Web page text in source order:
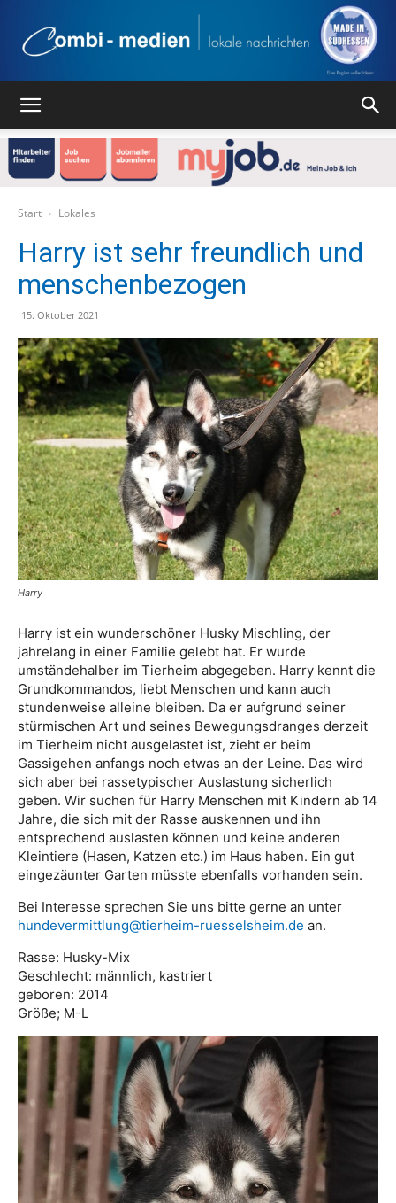
Verlag
Start Lokales
Harry ist sehr freundlich und
menschenbezogen
15. Oktober 2021
Harry
Harry ist ein wunderschöner Husky Mischling, der
jahrelang in einer Familie gelebt hat. Er wurde
umständehalber im Tierheim abgegeben. Harry kennt die
Grundkommandos, liebt Menschen und kann auch
stundenweise alleine bleiben. Da er aufgrund seiner
stürmischen Art und seines Bewegungsdranges derzeit
im Tierheim nicht ausgelastet ist, zieht er beim
Gassigehen anfangs noch etwas an der Leine. Das wird
sich aber bei rassetypischer Auslastung sicherlich
geben. Wir suchen für Harry Menschen mit Kindern ab 14
Jahre, die sich mit der Rasse auskennen und ihn
entsprechend auslasten können und keine anderen
Kleintiere (Hasen, Katzen etc.) im Haus haben. Ein gut
eingezäunter Garten müsste ebenfalls vorhanden sein.
Bei Interesse sprechen Sie uns bitte gerne an unter
hundevermittlung@tierheim-ruesselsheim.de an.
Rasse: Husky-Mix
Geschlecht: männlich, kastriert
geboren: 2014
Größe; M-L